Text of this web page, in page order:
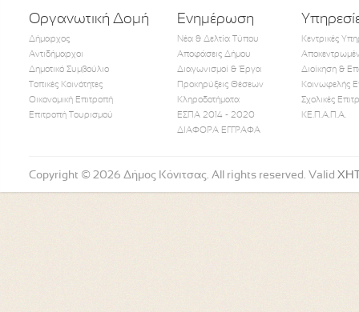
Οργανωτική Δομή
Δήμαρχος
Αντιδήμαρχοι
Δημοτικό Συμβούλιο
Τοπικές Κοινότητες
Οικονομική Επιτροπή
Επιτροπή Τουρισμού
Ενημέρωση
Νέα & Δελτία Τύπου
Αποφάσεις Δήμου
Διαγωνισμοί & Έργα
Προκηρύξεις Θέσεων
Κληροδοτήματα
ΕΣΠΑ 2014 - 2020
ΔΙΑΦΟΡΑ ΕΓΓΡΑΦΑ
Κεντρικές
Διοίκηση &
Κοινωφελής
Σχολικές
ΚΕ.Π.Α.Π.Α.
Follow Us
Copyright © 2026 Δήμος Κόνιτσας. All rights reserved. Valid